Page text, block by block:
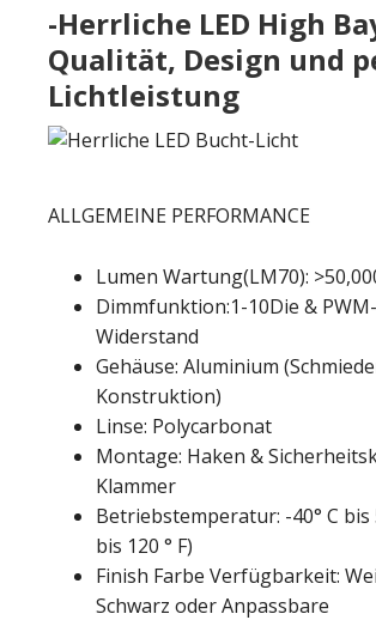
-Herrliche LED High
Qualität, Design und
Lichtleistung
ALLGEMEINE PERFORMANCE
Lumen Wartung(LM70):
Dimmfunktion:1-10Die &
Widerstand
Gehäuse: Aluminium
Konstruktion)
Linse: Polycarbonat
Montage: Haken &
Klammer
Betriebstemperatur: -40° C bis
bis 120 ° F)
Finish Farbe Verfügbarkeit:
Schwarz oder Anpassbare